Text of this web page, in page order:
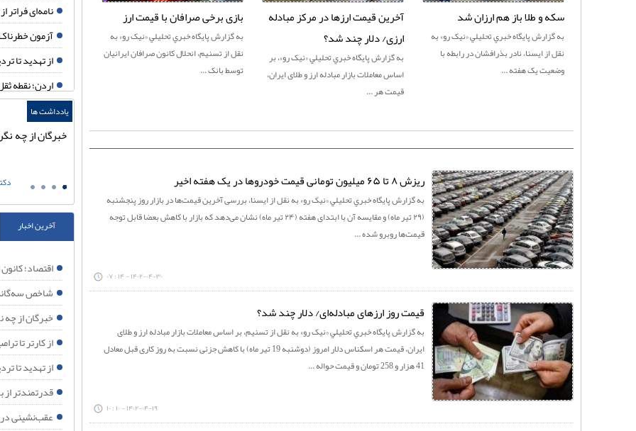
سکه و طلا باز هم ارزان شد
به گزارش پايگاه خبري تحليلي «نيک رو» به
نقل از ایسنا، نادر بذرافشان در رابطه با
وضعیت یک هفته ...
آخرین قیمت ارزها در مرکز مبادله
ارزی/ دلار چند شد؟
به گزارش پايگاه خبري تحليلي «نيک رو»، بر
اساس معاملات بازار مبادله ارز و طلای ایران،
قیمت هر ...
بازی برخی صرافان با قیمت ارز
به گزارش پايگاه خبري تحليلي «نيک رو» به
نقل از تسنیم، انحلال کانون صرافان ایرانیان
توسط بانک ...
ریزش ۸ تا ۶۵ میلیون تومانی قیمت خودروها در یک هفته اخیر
به گزارش پايگاه خبري تحليلي «نيک رو» به نقل از ایسنا، بررسی آخرین قیمت‌ها در بازار روز پنجشنبه
(۲۹ تیر ماه) و مقایسه آن با ابتدای هفته (۲۴ تیر ماه) نشان می‌دهد که بازار با کاهش بعضا قابل توجه
قیمت‌ها روبرو شده ...
۱۴۰۲-۰۴-۳۰ - ۱۴ : ۰۷
قیمت روز ارزهای مبادله‌ای/ دلار چند شد؟
به گزارش پايگاه خبري تحليلي «نيک رو» به نقل از تسنیم، بر اساس معاملات بازار مبادله ارز و طلای
ایران، قیمت هر اسکناس دلار امروز (دوشنبه 19 تیر ماه) با کاهش جزئی نسبت به روز کاری قبل معادل
41 هزار و 258 تومان و قیمت حواله ...
۱۴۰۲-۰۴-۱۹ - ۱۰ : ۱۰
نامه‌ای فراتر
آزمون
از تهدید تا
اردن؛ نقطه
عقب‌نشینی در
خبرگان از چه
اقتصاد؛
ترامپ دوباره
ایران تا
هدف آمریکا
چرا اسرائیل به
آیا حمله آمریکا به
تحلیل نیویورک
جام جهانی ۲۰۲۶؛ آینه افول نظم آمریکایی
چرا ایران در
قدرتمندتر
یادداشت ها
خبرگان از چه از کارتر تا ترامپ؛ سرخوردگی
آمریکا از درک رهبران ایران
علی اصغر شهدی
آخرین اخبار
اقتصاد؛
شاخص
خبرگان از چه
از کارتر تا
از تهدید تا
قدرتمندتر
عقب‌نشینی